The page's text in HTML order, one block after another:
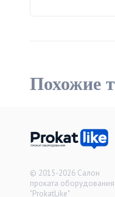
Похожие
© 2015-2026 Салон
проката оборудования
"ProkatLike"